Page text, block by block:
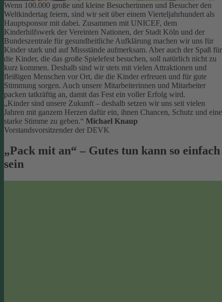
Wenn 100.000 große und kleine Besucherinnen und Besucher den
Weltkindertag feiern, sind wir seit über einem Vierteljahrhundert als
Hauptsponsor mit dabei. Zusammen mit UNICEF, dem
Kinderhilfswerk der Vereinten Nationen, der Stadt Köln und der
Bundeszentrale für gesundheitliche Aufklärung machen wir uns für
Kinder stark und auf Missstände aufmerksam. Aber auch der Spaß für
die Kinder, die das große Spielefest besuchen, soll natürlich nicht zu
kurz kommen. Deshalb sind wir stets mit vielen Attraktionen und
fleißigen Menschen vor Ort, die die Kinder erfreuen und für gute
Stimmung sorgen. Auch unsere Mitarbeiterinnen und Mitarbeiter
packen tatkräftig an, damit das Fest ein voller Erfolg wird.
„Kinder sind unsere Zukunft – deshalb setzen wir uns seit vielen
Jahren mit ganzem Herzen dafür ein, ihnen Chancen, Schutz und eine
starke Stimme zu geben.“ Michael Knaup
Vorstandsvorsitzender der DEVK
„Pack mit an“ – Gutes tun kann so einfach
sein